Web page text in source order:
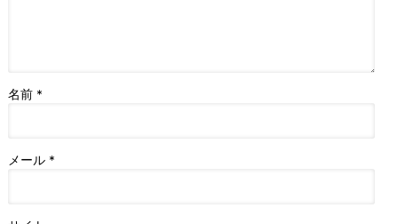
名前 *
メール *